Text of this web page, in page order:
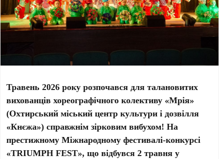
Травень 2026 року розпочався для талановитих
вихованців хореографічного колективу «Мрія»
(Охтирський міський центр культури і дозвілля
«Кнєжа») справжнім зірковим вибухом! На
престижному Міжнародному фестивалі-конкурсі
«TRIUMPH FEST», що відбувся 2 травня у